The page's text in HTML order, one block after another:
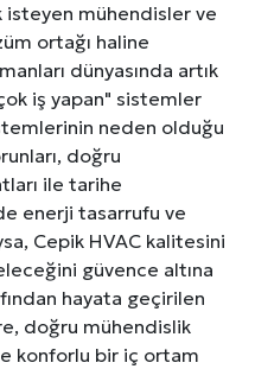
isteyen mühendisler ve
ortağı haline
dünyasında artık
iş yapan" sistemler
neden olduğu
doğru
ile tarihe
enerji tasarrufu ve
Cepik HVAC kalitesini
güvence altına
hayata geçirilen
doğru mühendislik
konforlu bir iç ortam